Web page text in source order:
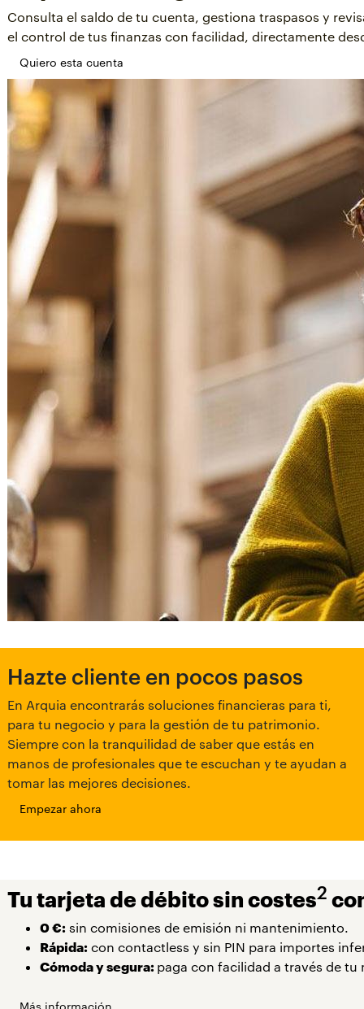
Consulta el saldo de tu cuenta, gestiona traspasos y
el control de tus finanzas con facilidad, directamente
Quiero esta cuenta
Hazte cliente en pocos pasos
En Arquia encontrarás soluciones financieras para ti,
para tu negocio y para la gestión de tu patrimonio.
Siempre con la tranquilidad de saber que estás en
manos de profesionales que te escuchan y te ayudan a
tomar las mejores decisiones.
Empezar ahora
Tu tarjeta de débito sin costes2
0 €:sin comisiones de emisión ni mantenimiento.
Rápida:con contactless y sin PIN para importes
Cómoda y segura: paga con facilidad a través de tu
Más información